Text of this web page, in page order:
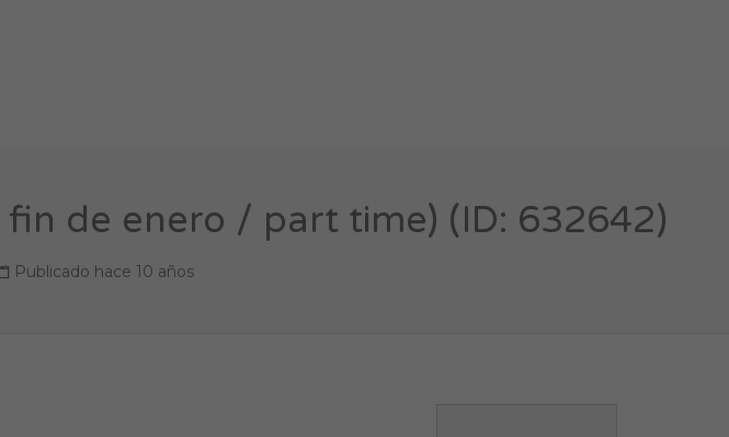
de enero / part time) (ID: 632642)
Publicado hace 10 años